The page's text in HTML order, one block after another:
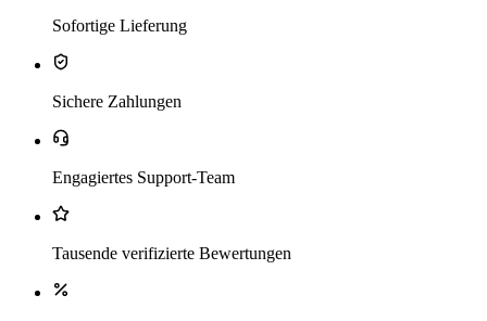
Sofortige Lieferung
Sichere Zahlungen
Engagiertes Support-Team
Tausende verifizierte Bewertungen